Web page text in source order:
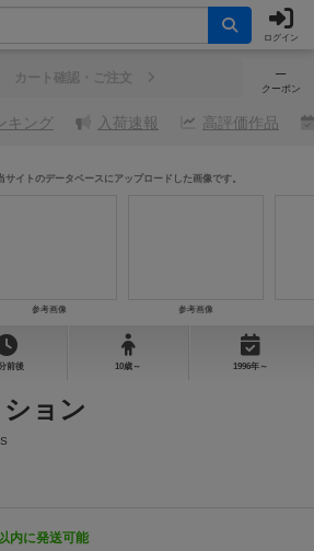
ログイン
─
クーポン
カート確認・ご注文
キング 入荷速報 高評価作品
参考画像 参考画像
サイトのデータベースにアップロードした画像です。
前後 10歳～ 1996年～
ョン
内に発送可能